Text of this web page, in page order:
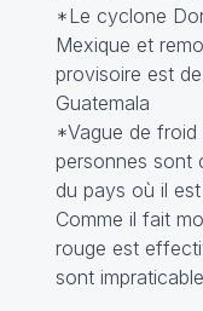
*Le cyclone
Mexique et
provisoire est
Guatemala
*Vague de froid
personnes sont
du pays où il
Comme il fait
rouge est
sont